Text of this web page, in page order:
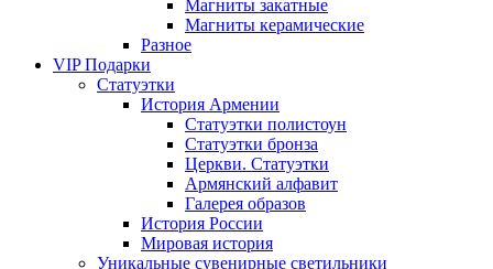
Магниты закатные
Магниты керамические
Разное
VIP Подарки
Статуэтки
История Армении
Статуэтки полистоун
Статуэтки бронза
Церкви. Статуэтки
Армянский алфавит
Галерея образов
История России
Мировая история
Уникальные сувенирные светильники